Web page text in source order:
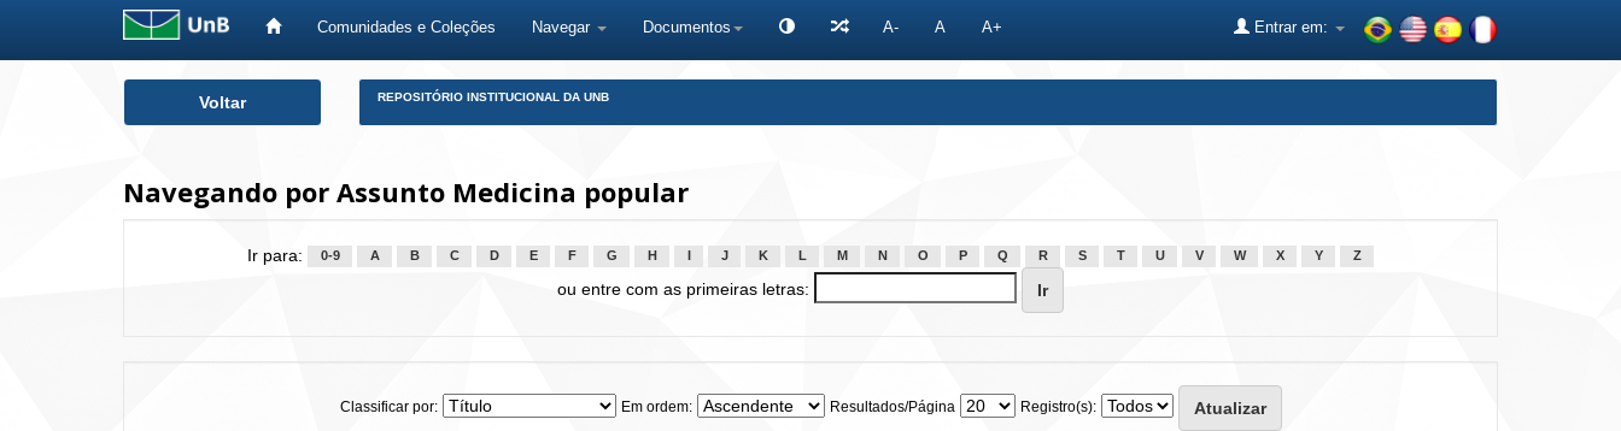
Comunidades e Coleções Navegar Documentos A- A A+ Entrar em:
Voltar REPOSITÓRIO INSTITUCIONAL DA UNB
Navegando por Assunto Medicina popular
Ir para: 0-9 A B C D E F G H J K L M N O P Q R S T U V W X Y Z
ou entre com as primeiras letras:
Classificar por: Em ordem: Resultados/Página Registro(s):